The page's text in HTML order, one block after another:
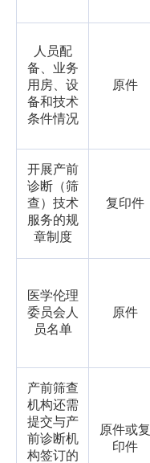
人员配
备、业务
用房、设
备和技术
条件情况
原件
开展产前
诊断（筛
查）技术
服务的规
章制度
复印件
医学伦理
委员会人
员名单
原件
产前筛查
机构还需
提交与产
前诊断机
构签订的
原件或复
印件